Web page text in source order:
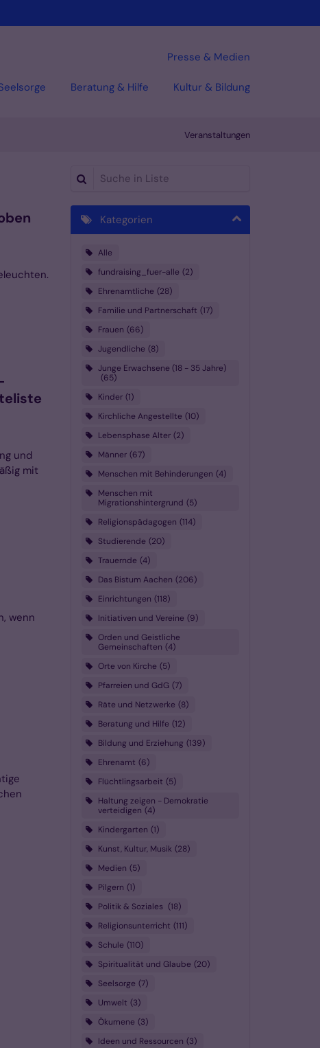
Beratung & Hilfe Kultur & Bildung
Presse & Medien
Veranstaltungen
und
mit
wenn
Suche in Liste
Kategorien
Alle
fundraising_fuer-alle 2
Ehrenamtliche 28
Familie und Partnerschaft 17
Frauen 66
Jugendliche 8
Junge Erwachsene (18 - 35 Jahre)
65
Kinder 1
Kirchliche Angestellte 10
Lebensphase Alter 2
Männer 67
Menschen mit Behinderungen 4
Menschen mit
Migrationshintergrund 5
Religionspädagogen 114
Studierende 20
Trauernde 4
Das Bistum Aachen 206
Einrichtungen 118
Initiativen und Vereine 9
Orden und Geistliche
Gemeinschaften 4
Orte von Kirche 5
Pfarreien und GdG 7
Räte und Netzwerke 8
Beratung und Hilfe 12
Bildung und Erziehung 139
Ehrenamt 6
Flüchtlingsarbeit 5
Haltung zeigen - Demokratie
verteidigen 4
Kindergarten 1
Kunst, Kultur, Musik 28
Medien 5
Pilgern 1
Politik & Soziales
18
Religionsunterricht 111
Schule 110
Spiritualität und Glaube 20
Seelsorge 7
Umwelt 3
Ökumene 3
Ideen und Ressourcen 3